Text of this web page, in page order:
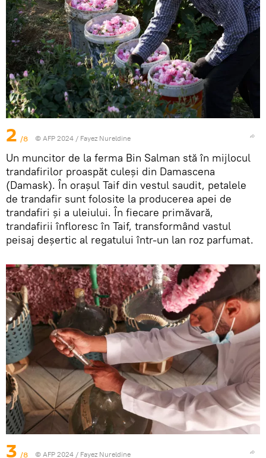
2 /8 © AFP 2024 / Fayez Nureldine
Un muncitor de la ferma Bin Salman stă în mijlocul
trandafirilor proaspăt culeși din Damascena
(Damask). În orașul Taif din vestul saudit, petalele
de trandafir sunt folosite la producerea apei de
trandafiri și a uleiului. În fiecare primăvară,
trandafirii înfloresc în Taif, transformând vastul
peisaj deșertic al regatului într-un lan roz parfumat.
3 /8 © AFP 2024 / Fayez Nureldine